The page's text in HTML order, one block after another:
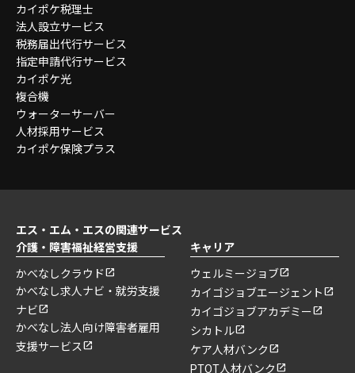
カイポケ税理士
法人設立サービス
税務届出代行サービス
指定申請代行サービス
カイポケ光
複合機
ウォーターサーバー
人材採用サービス
カイポケ保険プラス
エス・エム・エスの関連サービス
介護・障害福祉経営支援
かべなしクラウド
かべなし求人ナビ・就労支援
ナビ
かべなし法人向け障害者雇用
支援サービス
キャリア
ウェルミージョブ
カイゴジョブエージェント
カイゴジョブアカデミー
シカトル
ケア人材バンク
PTOT人材バンク